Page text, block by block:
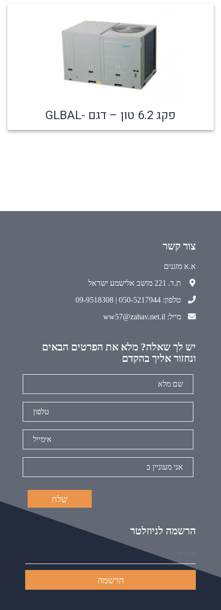
פקג 6.2 טון – דגם -GLBAL
צור קשר
א.א מזגנים
ת.ד. 221 מושב אלישמע ישראל
טלפון: 050-5217944 | 09-9518308
מייל: ww57@zahav.net.il
יש לך שאלה? מלא את הפרטים הבאים
ונחזור אליך בהקדם
הרשמה לניוזלטר